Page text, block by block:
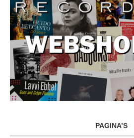
PAGINA’S